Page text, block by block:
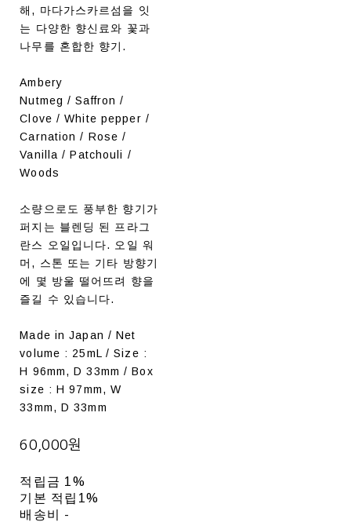
해, 마다가스카르섬을 잇
는 다양한 향신료와 꽃과
나무를 혼합한 향기.
Ambery
Nutmeg / Saffron /
Clove / White pepper /
Carnation / Rose /
Vanilla / Patchouli /
Woods
소량으로도 풍부한 향기가
퍼지는 블렌딩 된 프라그
란스 오일입니다. 오일 워
머, 스톤 또는 기타 방향기
에 몇 방울 떨어뜨려 향을
즐길 수 있습니다.
Made in Japan / Net
volume : 25mL / Size :
H 96mm, D 33mm / Box
size : H 97mm, W
33mm, D 33mm
60,000원
적립금 1%
기본 적립 1%
배송비 -